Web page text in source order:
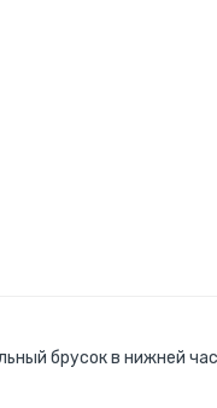
брусок в нижней